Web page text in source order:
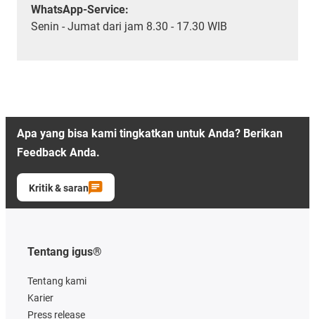
WhatsApp-Service:
Senin - Jumat dari jam 8.30 - 17.30 WIB
Apa yang bisa kami tingkatkan untuk Anda? Berikan
Feedback Anda.
Kritik & saran
Tentang igus®
Tentang kami
Karier
Press release